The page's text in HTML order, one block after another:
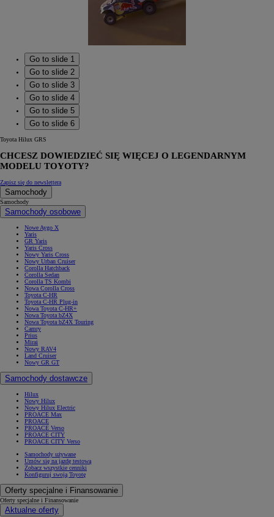
Go to slide 1
Go to slide 2
Go to slide 3
Go to slide 4
Go to slide 5
Go to slide 6
Toyota Hilux GRS
CHCESZ DOWIEDZIEĆ SIĘ WIĘCEJ O LEGENDARNYM
MODELU TOYOTY?
Zapisz się do newslettera
Samochody
Samochody
Samochody osobowe
Nowe Aygo X
Yaris
GR Yaris
Yaris Cross
Nowy Yaris Cross
Nowy Urban Cruiser
Corolla Hatchback
Corolla Sedan
Corolla TS Kombi
Nowa Corolla Cross
Toyota C-HR
Toyota C-HR Plug-in
Nowa Toyota C-HR+
Nowa Toyota bZ4X
Nowa Toyota bZ4X Touring
Camry
Prius
Mirai
Nowy RAV4
Land Cruiser
Nowy GR GT
Samochody dostawcze
Hilux
Nowy Hilux
Nowy Hilux Electric
PROACE Max
PROACE
PROACE Verso
PROACE CITY
PROACE CITY Verso
Samochody używane
Umów się na jazdę testową
Zobacz wszystkie cenniki
Konfiguruj swoją Toyotę
Oferty specjalne i Finansowanie
Oferty specjalne i Finansowanie
Aktualne oferty